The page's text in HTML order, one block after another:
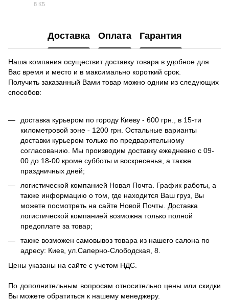
8 КБ
Доставка Оплата Гарантия
Наша компания осуществит доставку товара в удобное для
Вас время и место и в максимально короткий срок.
Получить заказанный Вами товар можно одним из следующих
способов:
доставка курьером по городу Киеву - 600 грн., в 15-ти
километровой зоне - 1200 грн. Остальные варианты
доставки курьером только по предварительному
согласованию. Мы производим доставку ежедневно с 09-
00 до 18-00 кроме субботы и воскресенья, а также
праздничных дней;
логистической компанией Новая Почта. График работы, а
также информацию о том, где находится Ваш груз, Вы
можете посмотреть на сайте Новой Почты. Доставка
логистической компанией возможна только полной
предоплате за товар;
также возможен самовывоз товара из нашего салона по
адресу: Киев, ул.Саперно-Слободская, 8.
Цены указаны на сайте с учетом НДС.
По дополнительным вопросам относительно цены или скидки
Вы можете обратиться к нашему менеджеру.